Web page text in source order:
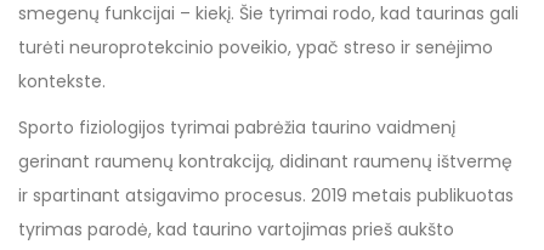
smegenų funkcijai – kiekį. Šie tyrimai rodo, kad taurinas gali
turėti neuroprotekcinio poveikio, ypač streso ir senėjimo
kontekste.
Sporto fiziologijos tyrimai pabrėžia taurino vaidmenį
gerinant raumenų kontrakciją, didinant raumenų ištvermę
ir spartinant atsigavimo procesus. 2019 metais publikuotas
tyrimas parodė, kad taurino vartojimas prieš aukšto